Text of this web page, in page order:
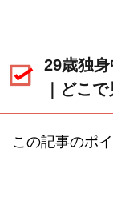
29歳独
｜どこ
この記事のポ